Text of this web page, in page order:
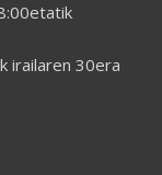
irailaren 30era